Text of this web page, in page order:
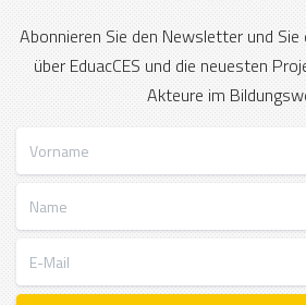
Abonnieren Sie den Newsletter und
über EduacCES und die neuesten
Akteure im